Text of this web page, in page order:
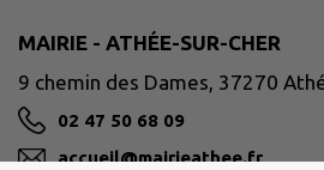
MAIRIE - ATHÉE-SUR-CHER
9 chemin des Dames, 37270
02 47 50 68 09
accueil@mairieathee.fr